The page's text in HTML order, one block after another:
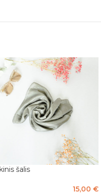
šalis
15,00 €